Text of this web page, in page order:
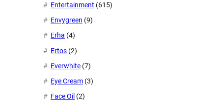
Entertainment (615)
Envygreen (9)
Erha (4)
Ertos (2)
Everwhite (7)
Eye Cream (3)
Face Oil (2)